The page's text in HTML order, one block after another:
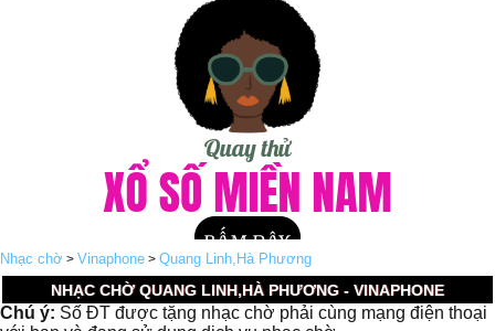
Nhạc chờ > Vinaphone > Quang Linh,Hà Phương
NHẠC CHỜ QUANG LINH,HÀ PHƯƠNG - VINAPHONE
Chú ý: Số ĐT được tặng nhạc chờ phải cùng mạng điện thoại